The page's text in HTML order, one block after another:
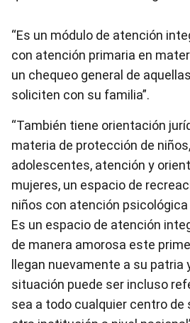
“Es un módulo de atención
con atención primaria en
un chequeo general de
soliciten con su familia”.
“También tiene orientación
materia de protección de
adolescentes, atención y
mujeres, un espacio de
niños con atención
Es un espacio de atención
de manera amorosa este
llegan nuevamente a su patria
situación puede ser incluso
sea a todo cualquier centro de